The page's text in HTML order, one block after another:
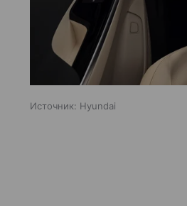
Источник: Hyundai